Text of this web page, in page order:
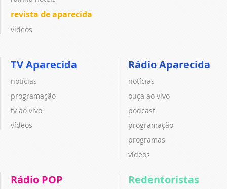
revista de aparecida
vídeos
TV Aparecida
notícias
programação
tv ao vivo
vídeos
Rádio Aparecida
notícias
ouça ao vivo
podcast
programação
programas
vídeos
Rádio POP Redentoristas